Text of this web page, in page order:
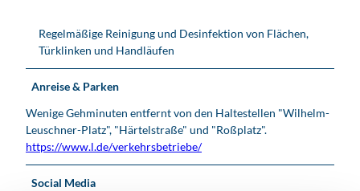
Regelmäßige Reinigung und Desinfektion von Flächen,
Türklinken und Handläufen
Anreise & Parken
Wenige Gehminuten entfernt von den Haltestellen "Wilhelm-
Leuschner-Platz", "Härtelstraße" und "Roßplatz".
https://www.l.de/verkehrsbetriebe/
Social Media